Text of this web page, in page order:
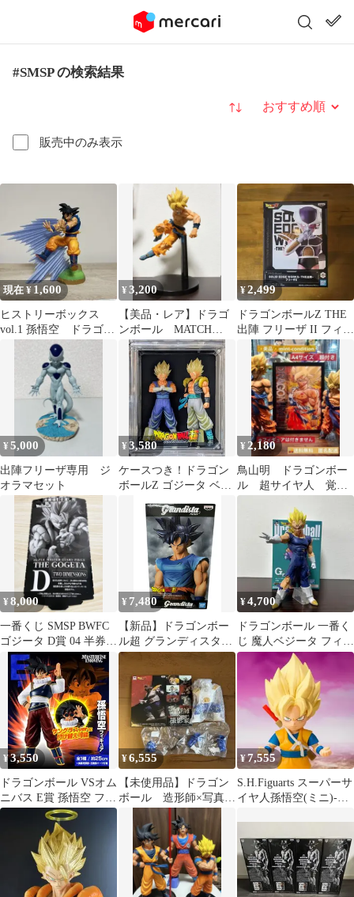
#SMSP の検索結果
販売中のみ表示
並び替え
現在 ¥ 1,600
ヒストリーボックス
vol.1 孫悟空 ドラゴン
ボール フィギュア
¥3,200
【美品・レア】ドラゴ
ンボール MATCH
MAKERS 初期 孫悟
空 超サイヤ人
¥2,499
ドラゴンボールZ THE
出陣 フリーザ II フィギ
ュア
¥5,000
出陣フリーザ専用 ジ
オラマセット
¥3,580
ケースつき！ドラゴン
ボールZ ゴジータ ベジ
ット フィギュア
¥ 2,180
鳥山明 ドラゴンボー
ル 超サイヤ人 覚
スト A4 額付
¥8,000
一番くじ SMSP BWFC
ゴジータ D賞 04 半券の
み ドラゴンボール
¥ 7,480
【新品】ドラゴンボー
ル超 グランディスタネ
ロ 孫悟空 身勝手の極意
¥4,700
ドラゴンボール 一番く
じ 魔人ベジータ フィギ
ュア G賞
¥3,550
ドラゴンボール VSオム
ニバス E賞 孫悟空 フィ
ギュア ヤードラット星
¥6,555
【未使用品】ドラゴン
ボール 造形師×写真
家 大猿ベジータ フ
ィギュア
¥7,555
S.H.Figuarts スーパーサ
イヤ人孫悟空(ミニ)-